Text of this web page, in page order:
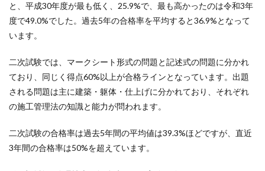
と、平成30年度が最も低く、25.9%で、最も高かったのは令和3年
度で49.0%でした。過去5年の合格率を平均すると36.9%となって
います。
二次試験では、マークシート形式の問題と記述式の問題に分かれ
ており、同じく得点60%以上が合格ラインとなっています。出題
される問題は主に建築・躯体・仕上げに分かれており、それぞれ
の施工管理法の知識と能力が問われます。
二次試験の合格率は過去5年間の平均値は39.3%ほどですが、直近
3年間の合格率は50%を超えています。